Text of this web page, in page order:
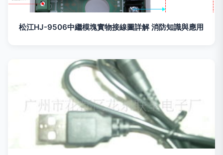
松江HJ-9506中繼模塊實物接線圖詳解 消防知識與應用